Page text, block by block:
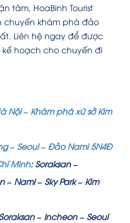
tâm, HoaBinh Tourist
chuyến khám phá đảo
Liên hệ ngay để được
hoạch cho chuyến đi
Nội – Khám phá xứ sở Kim
– Seoul – Đảo Nami 5N4Đ
Minh: Soraksan –
Nami – Sky Park – Kim
– Incheon – Seoul